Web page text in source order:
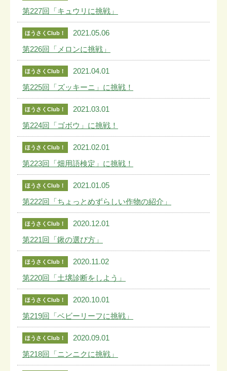
第227回「キュウリに挑戦」
ほうさくClub！
2021.05.06
第226回「メロンに挑戦」
ほうさくClub！
2021.04.01
第225回「ズッキーニ」に挑戦！
ほうさくClub！
2021.03.01
第224回「ゴボウ」に挑戦！
ほうさくClub！
2021.02.01
第223回「畑用語検定」に挑戦！
ほうさくClub！
2021.01.05
第222回「ちょっとめずらしい作物の紹介」
ほうさくClub！
2020.12.01
第221回「鍬の選び方」
ほうさくClub！
2020.11.02
第220回「土壌診断をしよう」
ほうさくClub！
2020.10.01
第219回「ベビーリーフに挑戦」
ほうさくClub！
2020.09.01
第218回「ニンニクに挑戦」